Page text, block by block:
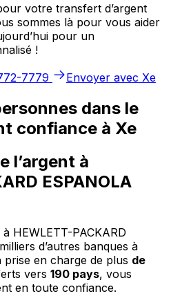
votre transfert d’argent
sommes là pour vous aider
pour un
!
7779
Envoyer avec Xe
dans le
confiance à Xe
l’argent à
ESPANOLA
HEWLETT-PACKARD
d’autres banques à
en charge de plus de
vers 190 pays, vous
en toute confiance.